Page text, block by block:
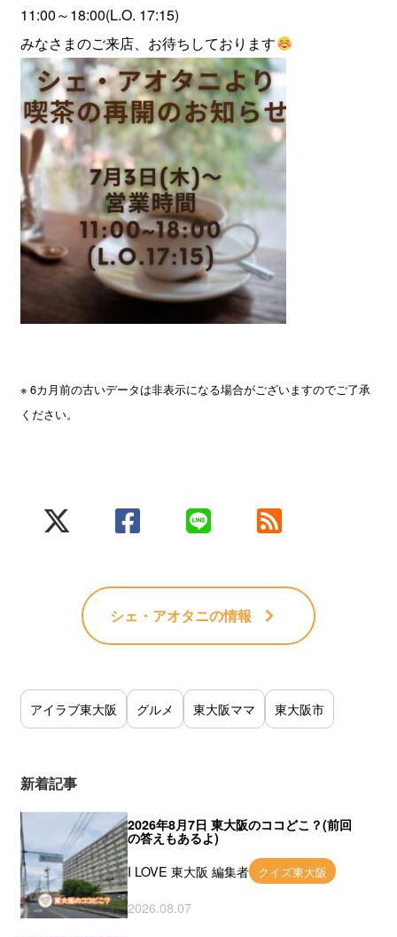
11:00～18:00(L.O. 17:15)
みなさまのご来店、お待ちしております
※ 6カ月前の古いデータは非表示になる場合がございますのでご了承
ください。
シェ・アオタニの情報
アイラブ東大阪 グルメ 東大阪ママ 東大阪市
新着記事
2026年8月7日 東大阪のココどこ？(前回
の答えもあるよ)
I LOVE 東大阪 編集者 クイズ東大阪
2026.08.07